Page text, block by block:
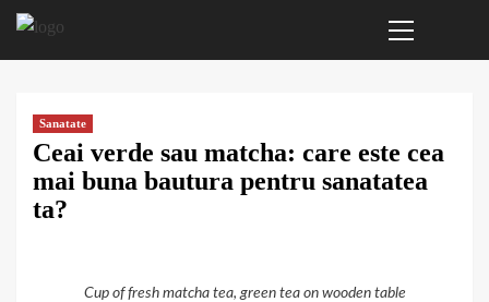
Sari
Menu
Sanatate
Ceai verde sau matcha: care este cea
mai buna bautura pentru sanatatea
ta?
Cup of fresh matcha tea, green tea on wooden table